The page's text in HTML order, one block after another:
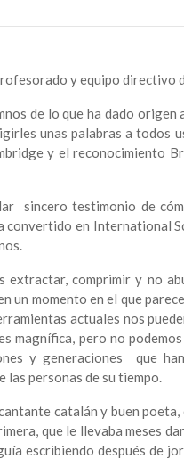
y equipo directivo
de lo que ha dado
unas palabras a todos
y el reconocimiento
sincero testimonio de
convertido en International
extractar, comprimir y no
un momento en el que
actuales nos
magnífica, pero no
y generaciones que
personas de su tiempo.
catalán y buen
que le llevaba meses
escribiendo después de